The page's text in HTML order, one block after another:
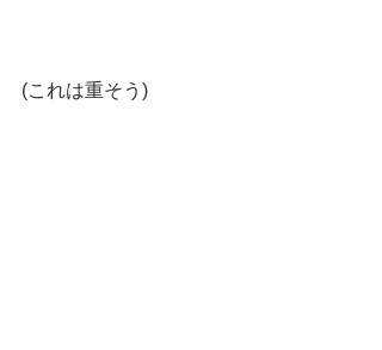
(これは重そう)